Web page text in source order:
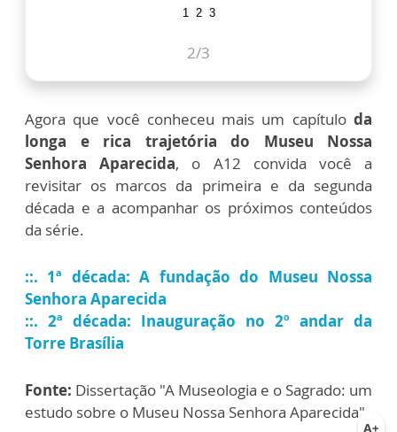
1 2 3
2/3
Agora que você conheceu mais um capítulo da
longa e rica trajetória do Museu Nossa
Senhora Aparecida, o A12 convida você a
revisitar os marcos da primeira e da segunda
década e a acompanhar os próximos conteúdos
da série.
::. 1ª década: A fundação do Museu Nossa
Senhora Aparecida
::. 2ª década: Inauguração no 2º andar da
Torre Brasília
Fonte: Dissertação "A Museologia e o Sagrado: um
estudo sobre o Museu Nossa Senhora Aparecida"